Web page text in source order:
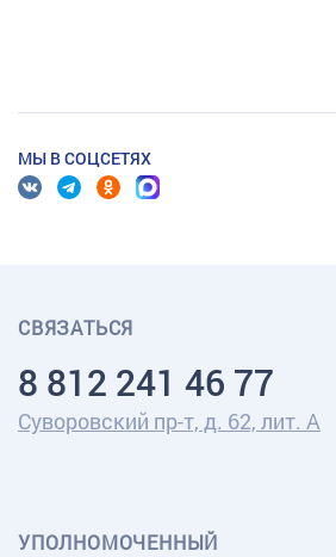
МЫ В СОЦСЕТЯХ
СВЯЗАТЬСЯ
8 812 241 46 77
Суворовский пр-т, д. 62, лит. А
УПОЛНОМОЧЕННЫЙ